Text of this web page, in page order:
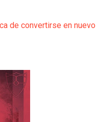
de convertirse en nuevo